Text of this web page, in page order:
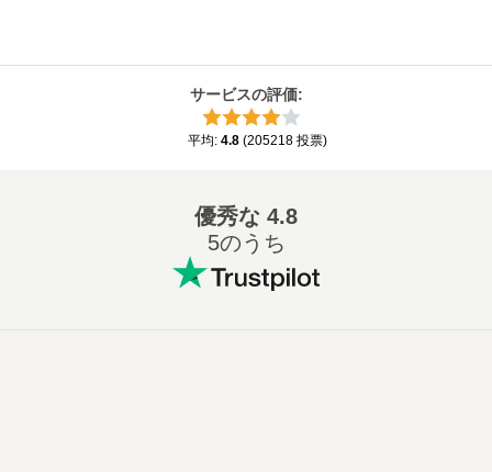
サービスの評価:
平均: 4.8 (205218 投票)
優秀な 4.8
5のうち